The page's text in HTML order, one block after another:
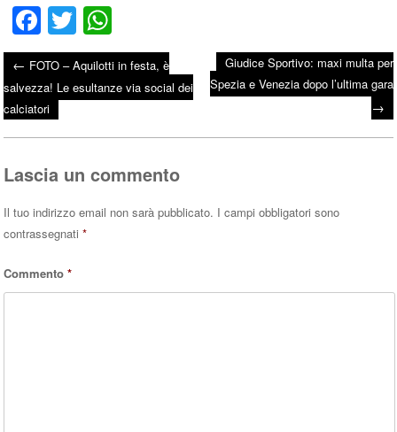
Fa
ce
bo
ok
T
wi
tte
r
ha
ts
A
pp
Post navigation
← FOTO – Aquilotti in festa, è
salvezza! Le esultanze via social dei
calciatori
Giudice Sportivo: maxi multa per
Spezia e Venezia dopo l’ultima gara
→
Lascia un commento
Il tuo indirizzo email non sarà pubblicato. I campi obbligatori sono
contrassegnati*
Commento*